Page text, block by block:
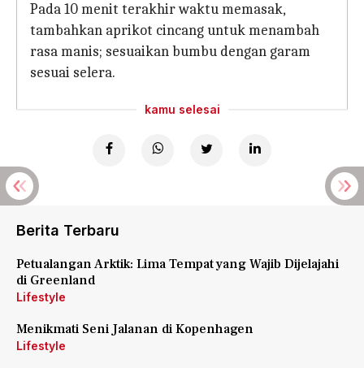
Pada 10 menit terakhir waktu memasak,
tambahkan aprikot cincang untuk menambah
rasa manis; sesuaikan bumbu dengan garam
sesuai selera.
kamu selesai
Berita Terbaru
Petualangan Arktik: Lima Tempat yang Wajib Dijelajahi
di Greenland
Lifestyle
Menikmati Seni Jalanan di Kopenhagen
Lifestyle